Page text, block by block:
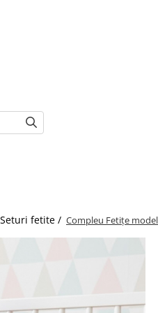
Seturi fetite / Compleu Fetițe